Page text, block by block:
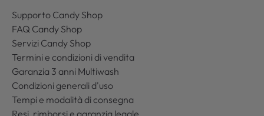
Supporto Candy Shop
FAQ Candy Shop
Servizi Candy Shop
Termini e condizioni di vendita
Garanzia 3 anni Multiwash
Condizioni generali d'uso
Tempi e modalità di consegna
Resi, rimborsi e garanzia legale